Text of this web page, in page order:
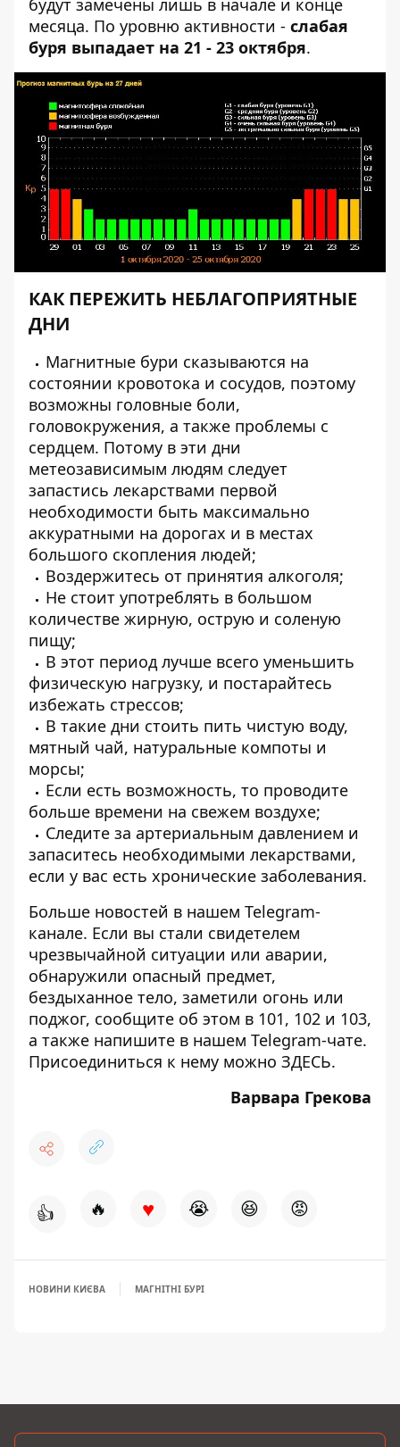
будут замечены лишь в начале и конце
месяца. По уровню активности - слабая
буря выпадает на 21 - 23 октября.
КАК ПЕРЕЖИТЬ НЕБЛАГОПРИЯТНЫЕ
ДНИ
Магнитные бури сказываются на
состоянии кровотока и сосудов, поэтому
возможны головные боли,
головокружения, а также проблемы с
сердцем. Потому в эти дни
метеозависимым людям следует
запастись лекарствами первой
необходимости быть максимально
аккуратными на дорогах и в местах
большого скопления людей;
Воздержитесь от принятия алкоголя;
Не стоит употреблять в большом
количестве жирную, острую и соленую
пищу;
В этот период лучше всего уменьшить
физическую нагрузку, и постарайтесь
избежать стрессов;
В такие дни стоить пить чистую воду,
мятный чай, натуральные компоты и
морсы;
Если есть возможность, то проводите
больше времени на свежем воздухе;
Следите за артериальным давлением и
запаситесь необходимыми лекарствами,
если у вас есть хронические заболевания.
Больше новостей в нашем Telegram-
канале. Если вы стали свидетелем
чрезвычайной ситуации или аварии,
обнаружили опасный предмет,
бездыханное тело, заметили огонь или
поджог, сообщите об этом в 101, 102 и 103,
а также напишите в нашем Telegram-чате.
Присоединиться к нему можно ЗДЕСЬ.
Варвара Грекова
👍 🔥 ♥ 😭 😆 😡
НОВИНИ КИЄВА МАГНІТНІ БУРІ